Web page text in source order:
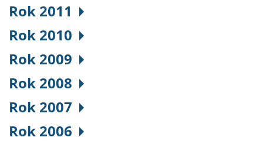
Rok 2011
Rok 2010
Rok 2009
Rok 2008
Rok 2007
Rok 2006